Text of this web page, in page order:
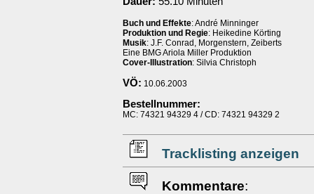
Buch und Effekte: André Minninger
Produktion und Regie: Heikedine Körting
Musik: J.F. Conrad, Morgenstern, Zeiberts
Eine BMG Ariola Miller Produktion
Cover-Illustration: Silvia Christoph
VÖ: 10.06.2003
Bestellnummer:
MC: 74321 94329 4 / CD: 74321 94329 2
Tracklisting anzeigen
Kommentare: